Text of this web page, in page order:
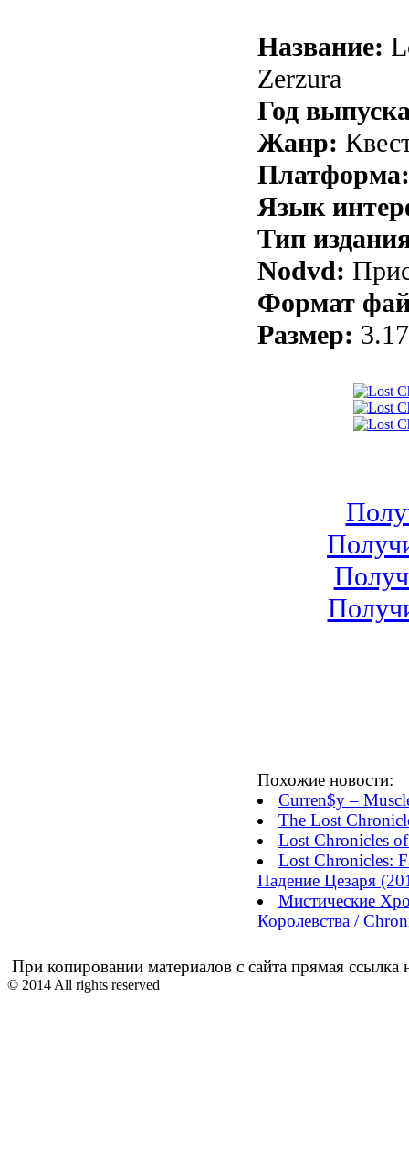
Название:
Zerzura
Год
Жанр:
Платформа:
Язык
Тип
Nodvd:
Формат
Размер:
Похожие новости:
Curren$y –
The Lost
Lost Chronicles
Lost Chronicles:
Падение Цезаря
Мистические
Королевства /
При копировании материалов с сайта прямая ссылка
© 2014 All rights reserved